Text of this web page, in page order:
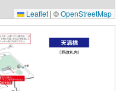
Leaflet | ©OpenStreetMap